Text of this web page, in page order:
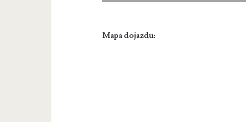
Mapa dojazdu: